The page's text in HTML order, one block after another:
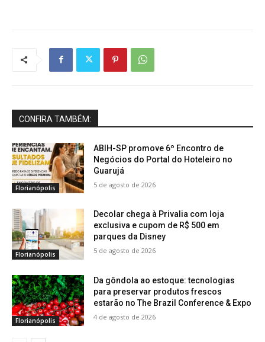
CONFIRA TAMBÉM:
Florianópolis
ABIH-SP promove 6º Encontro de
Negócios do Portal do Hoteleiro no
Guarujá
5 de agosto de 2026
Florianópolis
Decolar chega à Privalia com loja
exclusiva e cupom de R$ 500 em
parques da Disney
5 de agosto de 2026
Florianópolis
Da gôndola ao estoque: tecnologias
para preservar produtos frescos
estarão no The Brazil Conference & Expo
4 de agosto de 2026